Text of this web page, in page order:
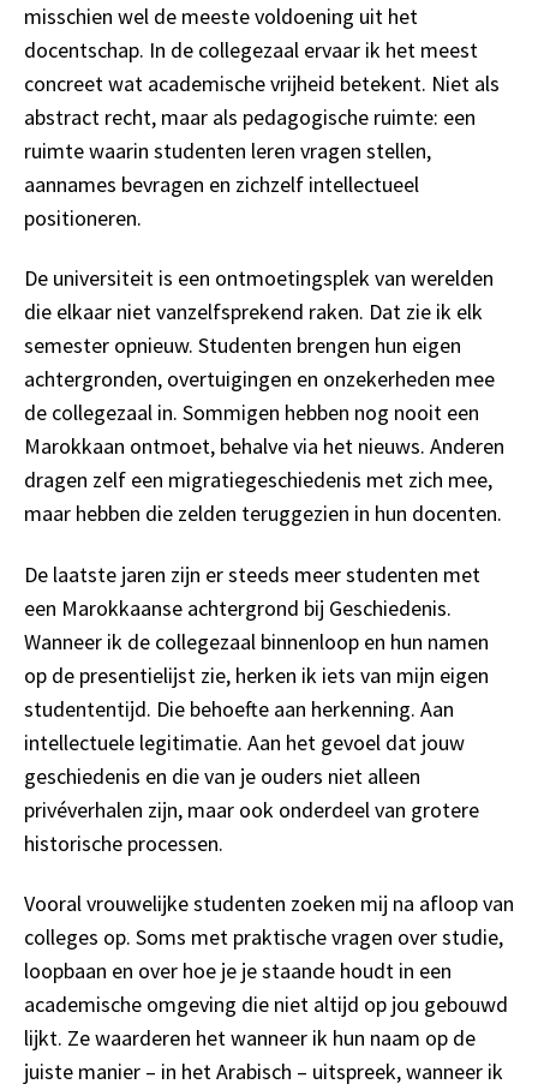
misschien wel de meeste voldoening uit het
docentschap. In de collegezaal ervaar ik het meest
concreet wat academische vrijheid betekent. Niet als
abstract recht, maar als pedagogische ruimte: een
ruimte waarin studenten leren vragen stellen,
aannames bevragen en zichzelf intellectueel
positioneren.
De universiteit is een ontmoetingsplek van werelden
die elkaar niet vanzelfsprekend raken. Dat zie ik elk
semester opnieuw. Studenten brengen hun eigen
achtergronden, overtuigingen en onzekerheden mee
de collegezaal in. Sommigen hebben nog nooit een
Marokkaan ontmoet, behalve via het nieuws. Anderen
dragen zelf een migratiegeschiedenis met zich mee,
maar hebben die zelden teruggezien in hun docenten.
De laatste jaren zijn er steeds meer studenten met
een Marokkaanse achtergrond bij Geschiedenis.
Wanneer ik de collegezaal binnenloop en hun namen
op de presentielijst zie, herken ik iets van mijn eigen
studententijd. Die behoefte aan herkenning. Aan
intellectuele legitimatie. Aan het gevoel dat jouw
geschiedenis en die van je ouders niet alleen
privéverhalen zijn, maar ook onderdeel van grotere
historische processen.
Vooral vrouwelijke studenten zoeken mij na afloop van
colleges op. Soms met praktische vragen over studie,
loopbaan en over hoe je je staande houdt in een
academische omgeving die niet altijd op jou gebouwd
lijkt. Ze waarderen het wanneer ik hun naam op de
juiste manier – in het Arabisch – uitspreek, wanneer ik